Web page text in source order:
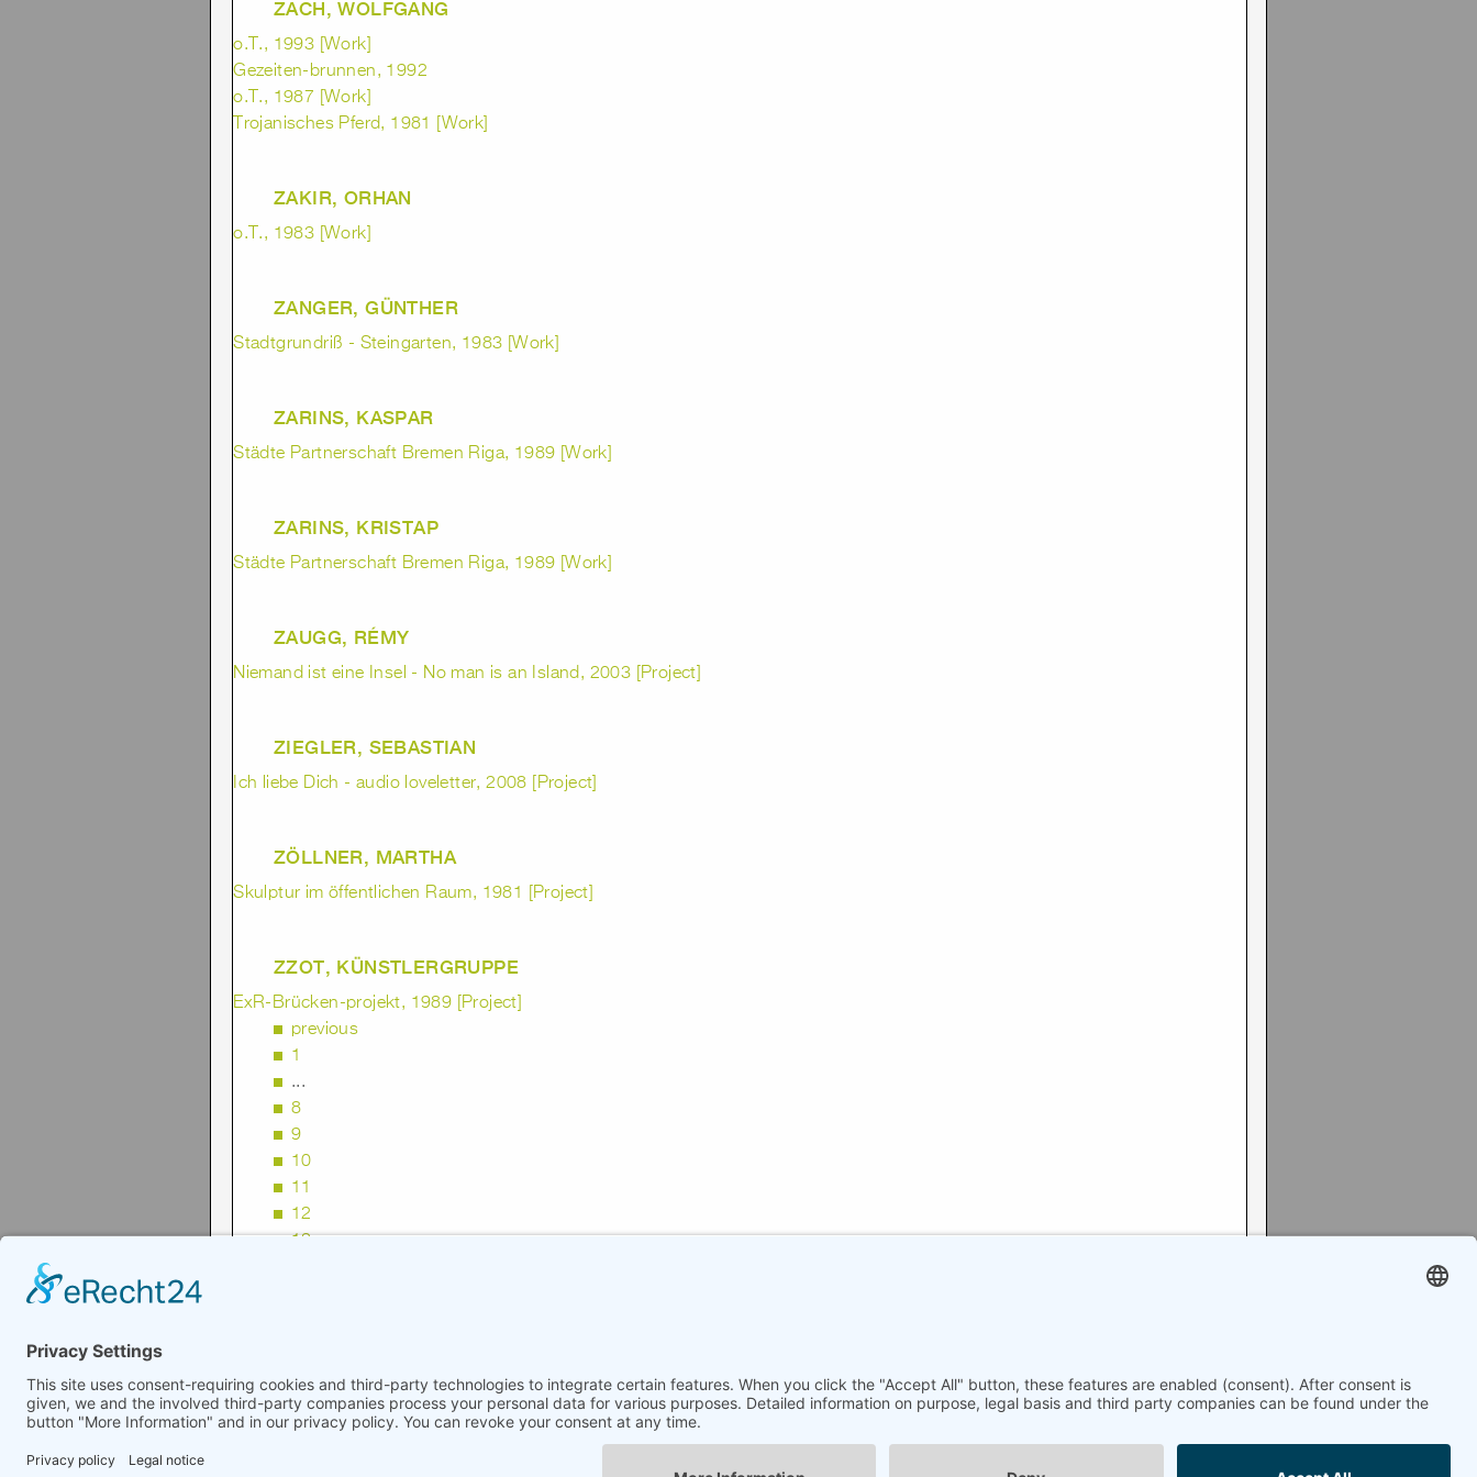
ZACH, WOLFGANG
o.T., 1993 [Work]
Gezeiten-brunnen, 1992
o.T., 1987 [Work]
Trojanisches Pferd, 1981 [Work]
ZAKIR, ORHAN
o.T., 1983 [Work]
ZANGER, GÜNTHER
Stadtgrundriß - Steingarten, 1983 [Work]
ZARINS, KASPAR
Städte Partnerschaft Bremen Riga, 1989 [Work]
ZARINS, KRISTAP
Städte Partnerschaft Bremen Riga, 1989 [Work]
ZAUGG, RÉMY
Niemand ist eine Insel - No man is an Island, 2003 [Project]
ZIEGLER, SEBASTIAN
Ich liebe Dich - audio loveletter, 2008 [Project]
ZÖLLNER, MARTHA
Skulptur im öffentlichen Raum, 1981 [Project]
ZZOT, KÜNSTLERGRUPPE
ExR-Brücken-projekt, 1989 [Project]
previous
1
...
8
9
10
11
12
13